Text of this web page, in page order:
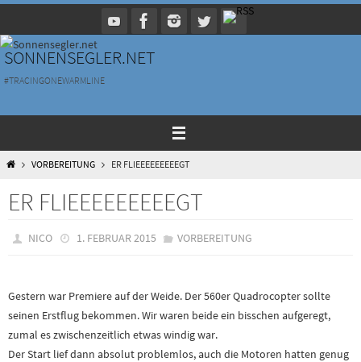
Inhalt
springen
SONNENSEGLER.NET
#TRACINGONEWARMLINE
HOMEVORBEREITUNG ER FLIEEEEEEEEEGT
ER FLIEEEEEEEEEGT
NICO 1. FEBRUAR 2015 VORBEREITUNG
Gestern war Premiere auf der Weide. Der 560er Quadrocopter sollte
seinen Erstflug bekommen. Wir waren beide ein bisschen aufgeregt,
zumal es zwischenzeitlich etwas windig war.
Der Start lief dann absolut problemlos, auch die Motoren hatten genug